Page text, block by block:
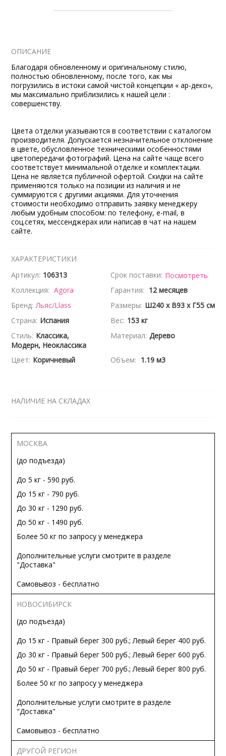
ОПИСАНИЕ
Благодаря обновленному и оригинальному стилю,
полностью обновленному, после того, как мы
погрузились в истоки самой чистой концепции « ар-деко»,
мы максимально приблизились к нашей цели :
совершенству.
Цвета отделки указываются в соответствии с каталогом
производителя. Допускается незначительное отклонение
в цвете, обусловленное техническими особенностями
цветопередачи фотографий. Цена на сайте чаще всего
соответствует минимальной отделке и комплектации.
Цена не является публичной офертой. Скидки на сайте
применяются только на позиции из наличия и не
суммируются с другими акциями. Для уточнения
стоимости необходимо отправить заявку менеджеру
любым удобным способом: по телефону, e-mail, в
соц.сетях, мессенджерах или написав в чат на нашем
сайте.
ХАРАКТЕРИСТИКИ
Артикул: 106313 Срок поставки: Посмотреть
Коллекция: Agora Гарантия: 12 месяцев
Бренд: Льяс/Llass Размеры: Ш240 x В93 x Г55 см
Страна: Испания Вес: 153 кг
Стиль: Классика,
Модерн, Неоклассика
Материал: Дерево
Цвет: Коричневый Объем: 1.19 м3
НАЛИЧИЕ НА СКЛАДАХ
МОСКВА
(до подъезда)
До 5 кг - 590 руб.
До 15 кг - 790 руб.
До 30 кг - 1290 руб.
До 50 кг - 1490 руб.
Более 50 кг по запросу у менеджера
Дополнительные услуги смотрите в разделе
"Доставка"
Самовывоз - бесплатно
НОВОСИБИРСК
(до подъезда)
До 15 кг - Правый берег 300 руб.; Левый берег 400 руб.
До 30 кг - Правый берег 500 руб.; Левый берег 600 руб.
До 50 кг - Правый берег 700 руб.; Левый берег 800 руб.
Более 50 кг по запросу у менеджера
Дополнительные услуги смотрите в разделе
"Доставка"
Самовывоз - бесплатно
ДРУГОЙ РЕГИОН